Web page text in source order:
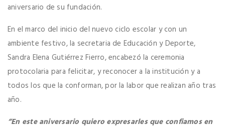
aniversario de su fundación.
En el marco del inicio del nuevo ciclo escolar y con un
ambiente festivo, la secretaria de Educación y Deporte,
Sandra Elena Gutiérrez Fierro, encabezó la ceremonia
protocolaria para felicitar, y reconocer a la institución y a
todos los que la conforman, por la labor que realizan año tras
año.
“En este aniversario quiero expresarles que confiamos en